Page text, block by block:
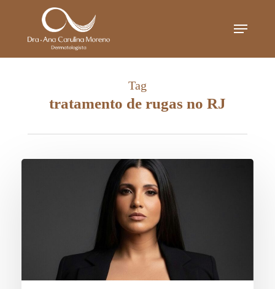
Menu
Tag
tratamento de rugas no RJ